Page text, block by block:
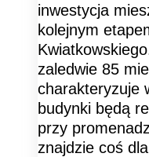
inwestycja
kolejnym
zaledwie 85
charakteryzuje
budynki będą
przy
znajdzie coś